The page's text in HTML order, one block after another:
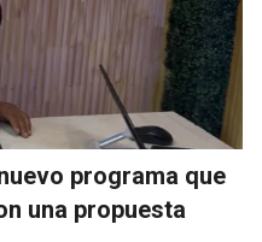
programa que
una propuesta